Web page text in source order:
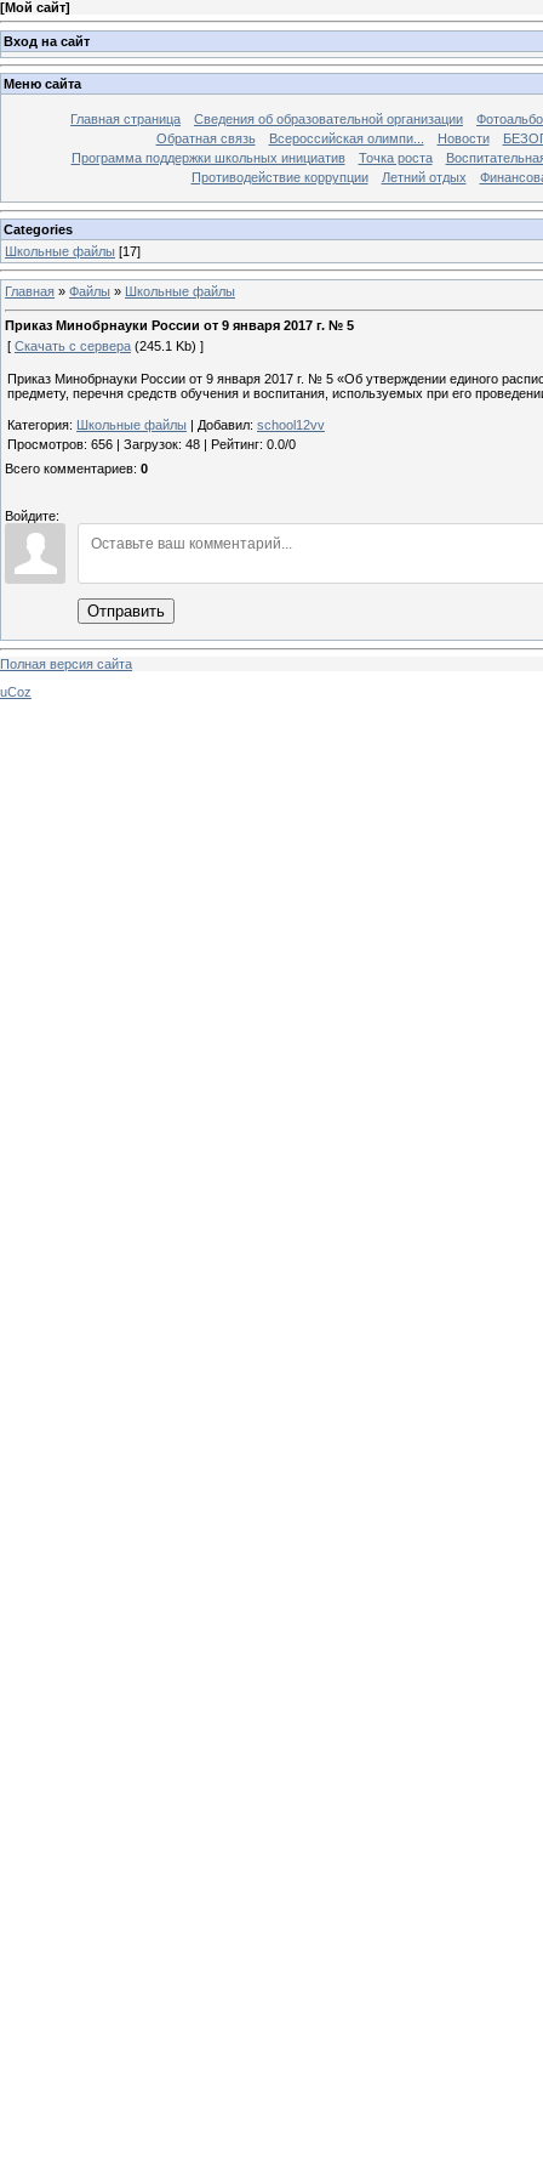
[Мой сайт]
Вход на сайт
Меню сайта
Главная страница Сведения об образовательной организации
Обратная связь
Всероссийская олимпи... Новости
Программа поддержки школьных инициатив
Точка роста
Противодействие коррупции
Летний отдых
Categories
Школьные файлы [17]
Главная » Файлы » Школьные файлы
Приказ Минобрнауки России от 9 января 2017 г. № 5
[ Скачать с сервера (245.1 Kb) ]
Приказ Минобрнауки России от 9 января 2017 г. № 5 «Об утверждении единого
предмету, перечня средств обучения и воспитания, используемых при его
Категория: Школьные файлы Добавил: school12vv
Просмотров: 656 Загрузок: 48 Рейтинг: 0.0/0
Всего комментариев: 0
Войдите:
Отправить
Полная версия сайта
uCoz